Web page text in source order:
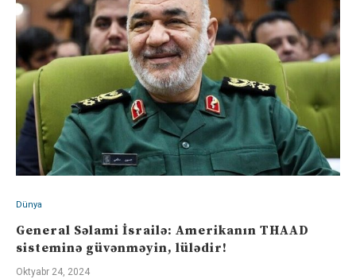
Dünya
General Səlami İsrailə: Amerikanın THAAD
sisteminə güvənməyin, lülədir!
Oktyabr 24, 2024